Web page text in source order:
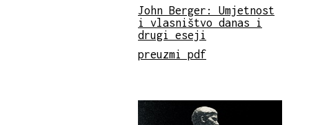
John Berger: Umjetnost
i vlasništvo danas i
drugi eseji
preuzmi pdf